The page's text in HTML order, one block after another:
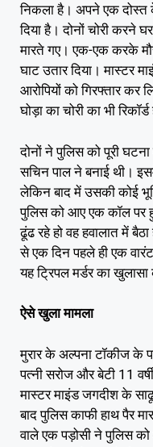
निकला है। अपने एक दोस्त
दिया है। दोनों चोरी
मारते गए। एक-एक करके
घाट उतार दिया। मास्टर
आरोपियों को गिरफ्तार कर
घोड़ा का चोरी का भी
दोनों ने पुलिस को पूरी
सचिन पाल ने बनाई थी।
लेकिन बाद में उसकी कोई
पुलिस को आए एक कॉल पर
ढूंढ रहे हो वह हवालात में
से एक दिन पहले ही एक
यह ट्रिपल मर्डर का खुलासा
ऐसे खुला मामला
मुरार के अल्पना टॉकीज के
पत्नी सरोज और बेटी 11
मास्टर माइंड जगदीश के
बाद पुलिस काफी हाथ पैर
वाले एक पड़ोसी ने पुलिस